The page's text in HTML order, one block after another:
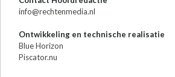
info@rechtenmedia.nl
Ontwikkeling en technische realisatie
Blue Horizon
Piscator.nu